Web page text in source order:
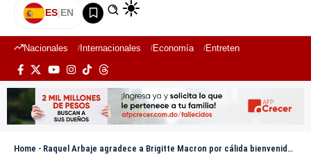
ES|EN
Nacionales Internacionales Economía Entretenimiento
Home - Raquel Arbaje agradece a Brigitte Macron por cálida bienvenida en Francia